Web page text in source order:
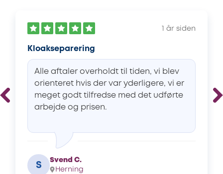
1 år siden
Kloakseparering
Alle aftaler overholdt til tiden, vi blev
orienteret hvis der var yderligere, vi er
meget godt tilfredse med det udførte
arbejde og prisen.
S
Svend C.
Herning